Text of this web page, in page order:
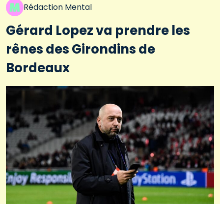
Rédaction Mental
Gérard Lopez va prendre les
rênes des Girondins de
Bordeaux